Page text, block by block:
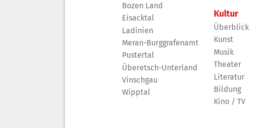
Bozen Land
Eisacktal
Ladinien
Meran-Burggrafenamt
Pustertal
Überetsch-Unterland
Vinschgau
Wipptal
Kultur
Überblick
Kunst
Musik
Theater
Literatur
Bildung
Kino / TV